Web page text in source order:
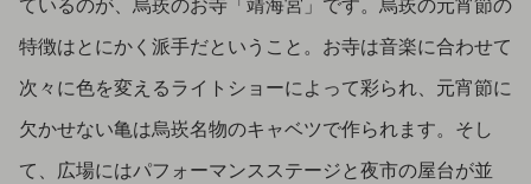
特徴はとにかく派手だということ。お寺は音楽に合わせて
次々に色を変えるライトショーによって彩られ、元宵節に
欠かせない亀は烏崁名物のキャベツで作られます。そし
て、広場にはパフォーマンスステージと夜市の屋台が並